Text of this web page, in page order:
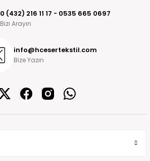
0 (432) 216 11 17 - 0535 665 0697
Bizi Arayın
info@hcesertekstil.com
Bize Yazın